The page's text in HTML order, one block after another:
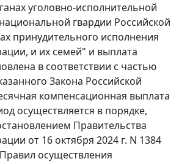
уголовно-исполнительной
гвардии Российской
принудительного исполнения
и их семей" и выплата
в соответствии с частью
Закона Российской
компенсационная выплата
осуществляется в порядке,
Правительства
от 16 октября 2024 г. N 1384
осуществления